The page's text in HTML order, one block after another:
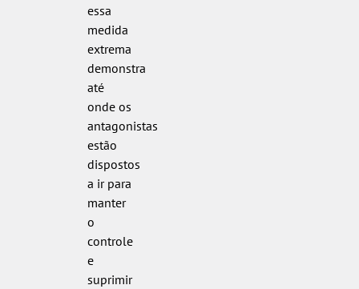
essa
medida
extrema
demonstra
até
onde os
antagonistas
estão
dispostos
a ir para
manter
o
controle
e
suprimir